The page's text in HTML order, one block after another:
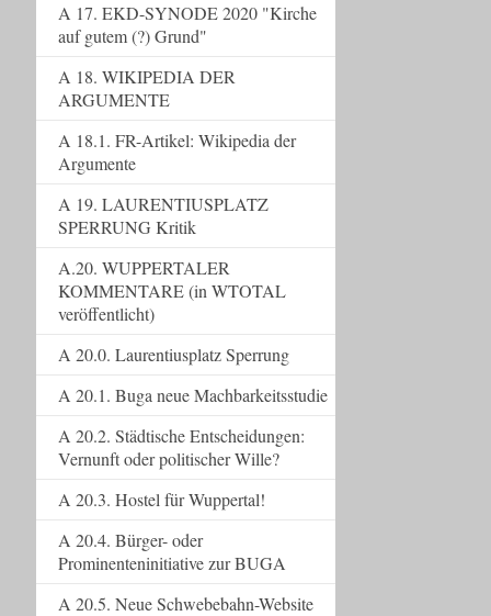
A 17. EKD-SYNODE 2020 "Kirche
auf gutem (?) Grund"
A 18. WIKIPEDIA DER
ARGUMENTE
A 18.1. FR-Artikel: Wikipedia der
Argumente
A 19. LAURENTIUSPLATZ
SPERRUNG Kritik
A.20. WUPPERTALER
KOMMENTARE (in WTOTAL
veröffentlicht)
A 20.0. Laurentiusplatz Sperrung
A 20.1. Buga neue Machbarkeitsstudie
A 20.2. Städtische Entscheidungen:
Vernunft oder politischer Wille?
A 20.3. Hostel für Wuppertal!
A 20.4. Bürger- oder
Prominenteninitiative zur BUGA
A 20.5. Neue Schwebebahn-Website